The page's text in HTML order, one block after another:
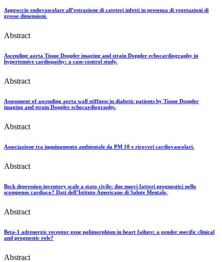
Approccio endovascolare all’estrazione di cateteri infetti in presenza di vegetazioni di
grosse dimensioni.
Abstract
Ascending aorta Tissue Doppler imaging and strain Doppler echocardiography in
hypertensive cardiopathy: a case-control study.
Abstract
Assessment of ascending aorta wall stiffness in diabetic patients by Tissue Doppler
imaging and strain Doppler echocardiography.
Abstract
Associazione tra inquinamento ambientale da PM 10 e ricoveri cardiovascolari.
Abstract
Beck depression inventory scale a stato civile: due nuovi fattori prognostici nello
scompenso cardiaco? Dati dell’Istituto Americano di Salute Mentale.
Abstract
Beta-1 adrenergic receptor gene polimorphism in heart failure: a gender specific clinical
and prognostic role?
Abstract